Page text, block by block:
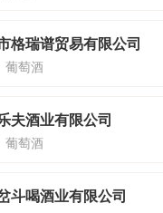
格瑞谱贸易有限公司
葡萄酒
夫酒业有限公司
葡萄酒
斗喝酒业有限公司